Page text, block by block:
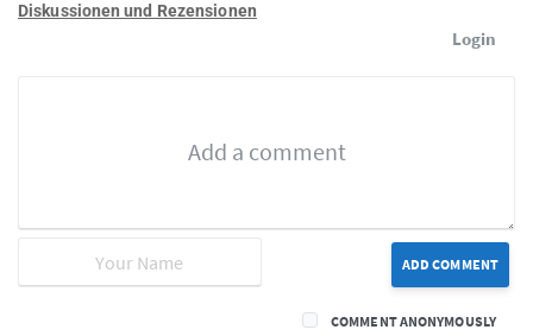
Diskussionen und Rezensionen
Login
ADD COMMENT
COMMENT ANONYMOUSLY